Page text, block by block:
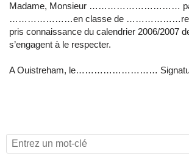
Madame, Monsieur …………………………
…………………en classe de
pris connaissance du calendrier 2006/2007
s’engagent à le respecter.
A Ouistreham, le………………………